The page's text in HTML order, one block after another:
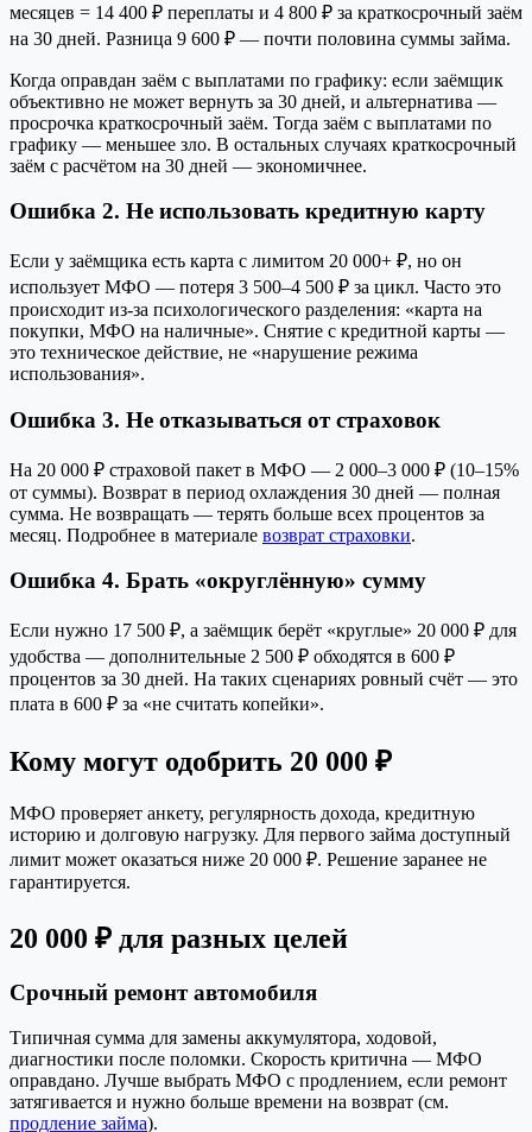
месяцев = 14 400 ₽ переплаты и 4 800 ₽ за краткосрочный заём
на 30 дней. Разница 9 600 ₽ — почти половина суммы займа.
Когда оправдан заём с выплатами по графику: если заёмщик
объективно не может вернуть за 30 дней, и альтернатива —
просрочка краткосрочный заём. Тогда заём с выплатами по
графику — меньшее зло. В остальных случаях краткосрочный
заём с расчётом на 30 дней — экономичнее.
Ошибка 2. Не использовать кредитную карту
Если у заёмщика есть карта с лимитом 20 000+ ₽, но он
использует МФО — потеря 3 500–4 500 ₽ за цикл. Часто это
происходит из-за психологического разделения: «карта на
покупки, МФО на наличные». Снятие с кредитной карты —
это техническое действие, не «нарушение режима
использования».
Ошибка 3. Не отказываться от страховок
На 20 000 ₽ страховой пакет в МФО — 2 000–3 000 ₽ (10–15%
от суммы). Возврат в период охлаждения 30 дней — полная
сумма. Не возвращать — терять больше всех процентов за
месяц. Подробнее в материале возврат страховки.
Ошибка 4. Брать «округлённую» сумму
Если нужно 17 500 ₽, а заёмщик берёт «круглые» 20 000 ₽ для
удобства — дополнительные 2 500 ₽ обходятся в 600 ₽
процентов за 30 дней. На таких сценариях ровный счёт — это
плата в 600 ₽ за «не считать копейки».
Кому могут одобрить 20 000 ₽
МФО проверяет анкету, регулярность дохода, кредитную
историю и долговую нагрузку. Для первого займа доступный
лимит может оказаться ниже 20 000 ₽. Решение заранее не
гарантируется.
20 000 ₽ для разных целей
Срочный ремонт автомобиля
Типичная сумма для замены аккумулятора, ходовой,
диагностики после поломки. Скорость критична — МФО
оправдано. Лучше выбрать МФО с продлением, если ремонт
затягивается и нужно больше времени на возврат (см.
продление займа).